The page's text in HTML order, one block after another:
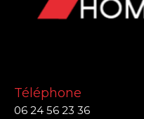
Téléphone
06 24 56 23 36